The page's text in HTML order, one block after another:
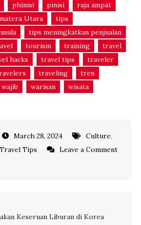
phinisi pinisi
raja ampat
Utara
tips
tips meningkatkan penjualan
tourism training
travel
hacks travel tips
traveler
traveling
tren
wajib warisan
wisata
March 28, 2024 Culture,
Travel Tips
Leave a Comment
Keseruan Liburan di Korea